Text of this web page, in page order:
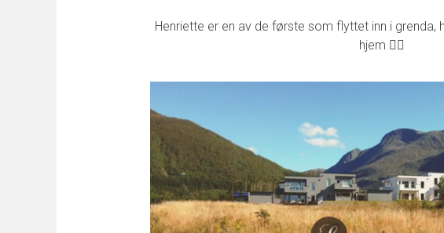
Henriette er en av de første som flyttet inn i grenda,
hjem 👇🏼